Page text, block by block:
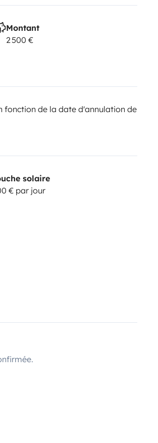
Montant
2 500 €
fonction de la date d'annulation de
solaire
€ par jour